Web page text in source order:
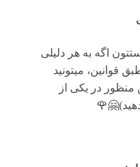
اگه به هر دلیلی
تا ۲۴ ساعت طبق قوانین، میتونید
منظور در یکی از